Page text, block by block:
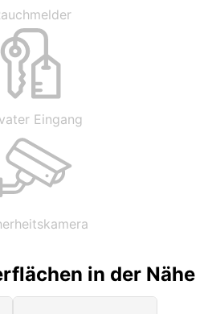
Eingang
in der Nähe